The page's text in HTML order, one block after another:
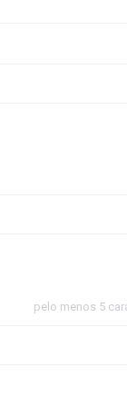
pelo menos 5